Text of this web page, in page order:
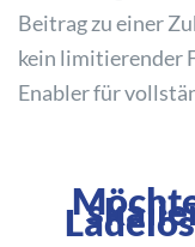
Beitrag zu einer
kein limitierender
Enabler für